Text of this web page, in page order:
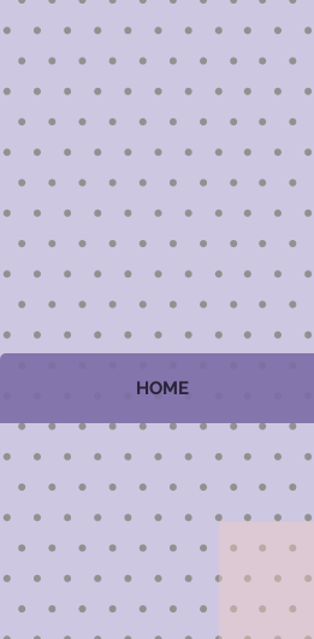
HOME